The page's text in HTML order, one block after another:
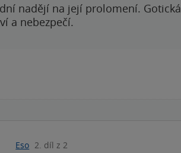
nadějí na její prolomení. Gotická
a nebezpečí.
Eso 2. díl z 2